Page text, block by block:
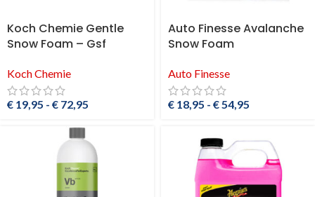
Koch Chemie Gentle
Snow Foam – Gsf
Koch Chemie
€ 19,95 - € 72,95
Auto Finesse Avalanche
Snow Foam
Auto Finesse
€ 18,95 - €54,95